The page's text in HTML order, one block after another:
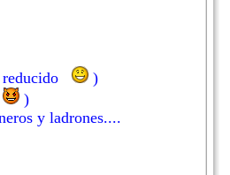
reducido
)
)
y ladrones....